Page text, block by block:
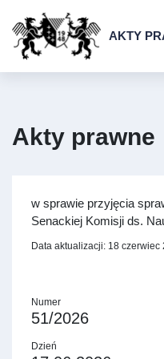
AKTY
Akty prawne
Numer
51/2026
Dzień
w sprawie przyjęcia
Senackiej Komisji ds.
Data aktualizacji: 18 czerwiec